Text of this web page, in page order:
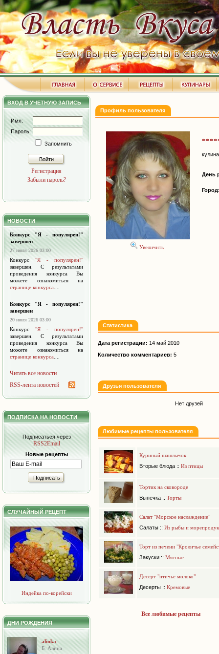
ВХОД В УЧЕТНУЮ ЗАПИСЬ
Имя:
Пароль:
Запомнить
Войти
Регистрация
Забыли пароль?
НОВОСТИ
Конкурс "Я - популярен!"
завершен
27 июля 2026 03:00
Конкурс "Я - популярен!"
завершен. С результатами
проведения конкурса Вы
можете ознакомиться на
странице конкурса
Конкурс "Я - популярен!"
завершен
20 июля 2026 03:00
Конкурс "Я - популярен!"
завершен. С результатами
проведения конкурса Вы
можете ознакомиться на
странице конкурса
Читать все новости
RSS-лента новостей
ПОДПИСКА НА НОВОСТИ
Подписаться через
RSS2Email
Новые рецепты
Подписать
СЛУЧАЙНЫЙ РЕЦЕПТ
Индейка по-корейски
ДНИ РОЖДЕНИЯ
alinka
Б. Алина
Профиль пользователя
Увеличить
День
Статистика
Дата регистрации: 14 май 2010
Количество комментариев: 5
Друзья пользователя
Нет друзей
Любимые рецепты пользователя
Куриный шашлычок
Вторые блюда :: Из птицы
Тортик на сковороде
Выпечка :: Торты
Салат "Морское наслаждение"
Салаты :: Из рыбы и
Торт из печени "Кроличье
Закуски :: Мясные
Десерт "птичье молоко"
Десерты :: Кремовые
Все любимые рецепты